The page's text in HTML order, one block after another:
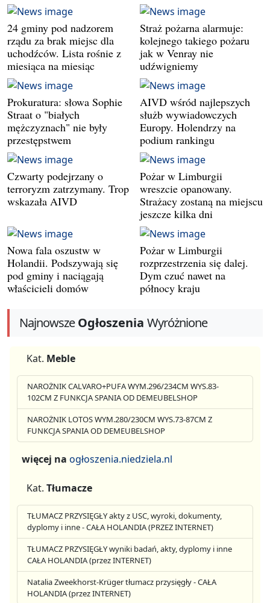
24 gminy pod nadzorem
rządu za brak miejsc dla
uchodźców. Lista rośnie z
miesiąca na miesiąc
Straż pożarna alarmuje:
kolejnego takiego pożaru
jak w Venray nie
udźwigniemy
Prokuratura: słowa Sophie
Straat o "białych
mężczyznach" nie były
przestępstwem
AIVD wśród najlepszych
służb wywiadowczych
Europy. Holendrzy na
podium rankingu
Czwarty podejrzany o
terroryzm zatrzymany. Trop
wskazała AIVD
Pożar w Limburgii
wreszcie opanowany.
Strażacy zostaną na miejscu
jeszcze kilka dni
Nowa fala oszustw w
Holandii. Podszywają się
pod gminy i naciągają
właścicieli domów
Pożar w Limburgii
rozprzestrzenia się dalej.
Dym czuć nawet na
północy kraju
NajnowszeOgłoszenia Wyróżnione
Kat. Meble
NAROŻNIK CALVARO+PUFA WYM.296/234CM WYS.83-
102CM Z FUNKCJA SPANIA OD DEMEUBELSHOP
NAROŻNIK LOTOS WYM.280/230CM WYS.73-87CM Z
FUNKCJA SPANIA OD DEMEUBELSHOP
więcej na ogłoszenia.niedziela.nl
Kat. Tłumacze
TŁUMACZ PRZYSIĘGŁY akty z USC, wyroki, dokumenty,
dyplomy i inne - CAŁA HOLANDIA (PRZEZ INTERNET)
TŁUMACZ PRZYSIĘGŁY wyniki badań, akty, dyplomy i inne
CAŁA HOLANDIA (przez INTERNET)
Natalia Zweekhorst-Krüger tłumacz przysięgły - CAŁA
HOLANDIA (przez INTERNET)